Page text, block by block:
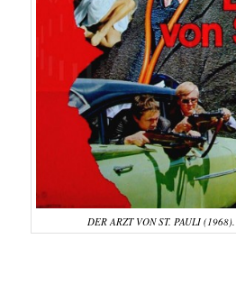
DER ARZT VON ST. PAULI